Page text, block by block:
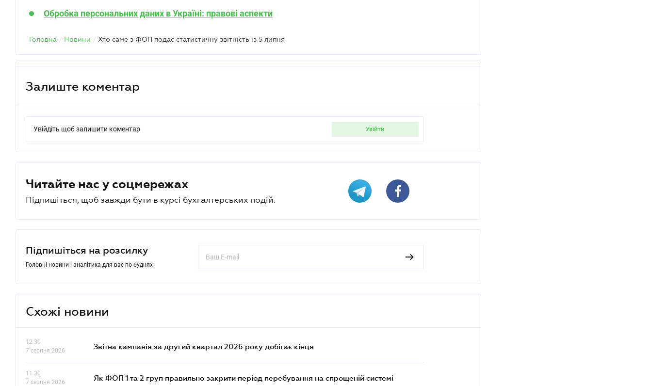
Обробка персональних даних в Україні: правові аспекти
Головна / Новини / Хто саме з ФОП подає статистичну звітність із 5 липня
Залиште коментар
Увійдіть щоб залишити коментар увійти
Читайте нас у соцмережах
Підпишіться, щоб завжди бути в курсі бухгалтерських подій.
Підпишіться на розсилку
Головні новини і аналітика для вас по буднях
Схожі новини
12.30
7 серпня 2026
Звітна кампанія за другий квартал 2026 року добігає кінця
11.30
7 серпня 2026
Як ФОП 1 та 2 груп правильно закрити період перебування на спрощеній системі